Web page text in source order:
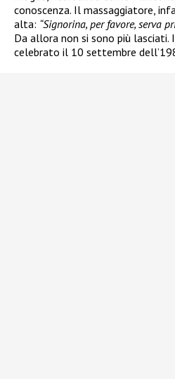
conoscenza. Il massaggiatore,
alta: “Signorina, per favore, serva
Da allora non si sono più lasciati.
celebrato il 10 settembre